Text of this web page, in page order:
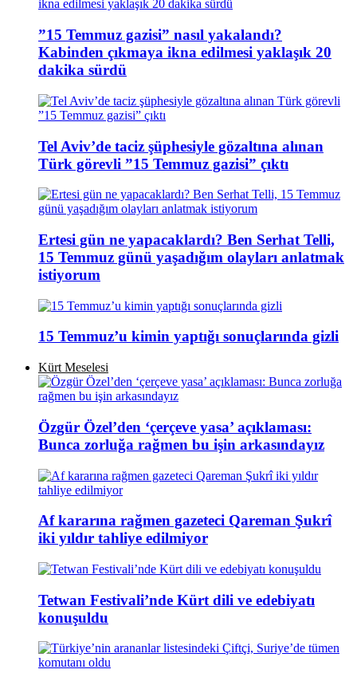
”15 Temmuz gazisi” nasıl yakalandı?
Kabinden çıkmaya ikna edilmesi yaklaşık 20
dakika sürdü
Tel Aviv’de taciz şüphesiyle gözaltına alınan
Türk görevli ”15 Temmuz gazisi” çıktı
Ertesi gün ne yapacaklardı? Ben Serhat Telli,
15 Temmuz günü yaşadığım olayları anlatmak
istiyorum
15 Temmuz’u kimin yaptığı sonuçlarında gizli
Kürt Meselesi
Özgür Özel’den ‘çerçeve yasa’ açıklaması:
Bunca zorluğa rağmen bu işin arkasındayız
Af kararına rağmen gazeteci Qareman Şukrî
iki yıldır tahliye edilmiyor
Tetwan Festivali’nde Kürt dili ve edebiyatı
konuşuldu